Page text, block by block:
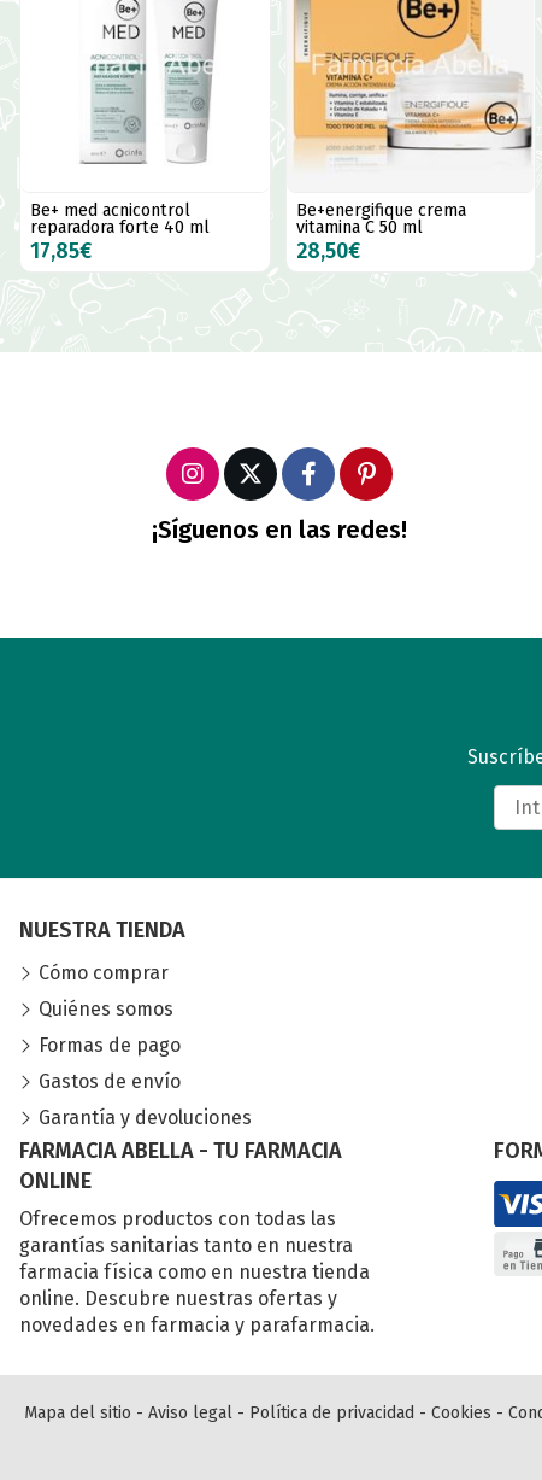
Be+ med acnicontrol
reparadora forte 40 ml
17,85€
Be+energifique crema
vitamina C 50 ml
28,50€
¡Síguenos en las redes!
FARMACIA ABELLA - TU FARMACIA
ONLINE
Ofrecemos productos con todas las
garantías sanitarias tanto en nuestra
farmacia física como en nuestra tienda
online. Descubre nuestras ofertas y
novedades en farmacia y parafarmacia.
NUESTRA TIENDA
Cómo comprar
Quiénes somos
Formas de pago
Gastos de envío
Garantía y devoluciones
Mapa del sitio - Aviso legal - Política de privacidad - Cookies -